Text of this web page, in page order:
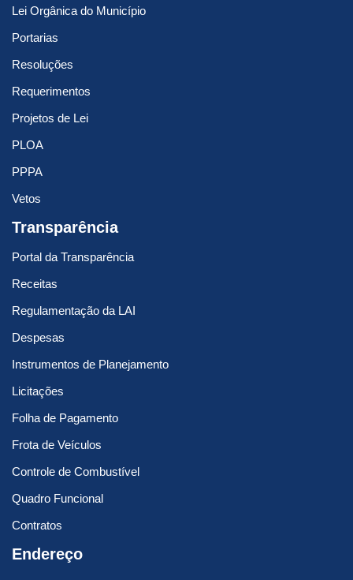
Lei Orgânica do Município
Portarias
Resoluções
Requerimentos
Projetos de Lei
PLOA
PPPA
Vetos
Transparência
Portal da Transparência
Receitas
Regulamentação da LAI
Despesas
Instrumentos de Planejamento
Licitações
Folha de Pagamento
Frota de Veículos
Controle de Combustível
Quadro Funcional
Contratos
Endereço